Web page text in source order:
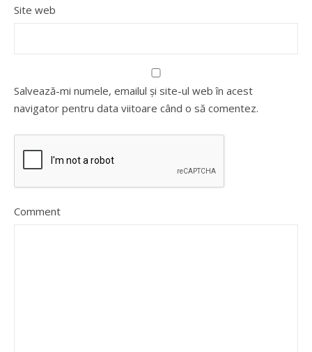
Site web
Salvează-mi numele, emailul și site-ul web în acest
navigator pentru data viitoare când o să comentez.
Comment